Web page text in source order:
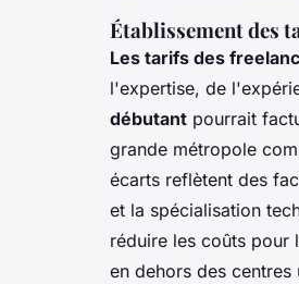
Établissement des
Les tarifs des
l'expertise, de
débutant pourrait
grande métropole
écarts reflètent des
et la spécialisation
réduire les coûts pour
en dehors des centres